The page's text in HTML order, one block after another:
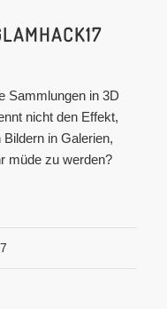
Sammlungen in 3D
nicht den Effekt,
in Galerien,
müde zu werden?